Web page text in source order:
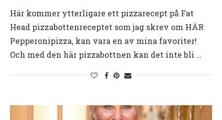
Här kommer ytterligare ett pizzarecept på Fat
Head pizzabottenreceptet som jag skrev om HÄR
Pepperonipizza, kan vara en av mina favoriter!
Och med den här pizzabottnen kan det inte bli …